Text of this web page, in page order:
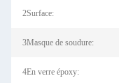
2Surface:
3Masque de soudure:
4En verre époxy: